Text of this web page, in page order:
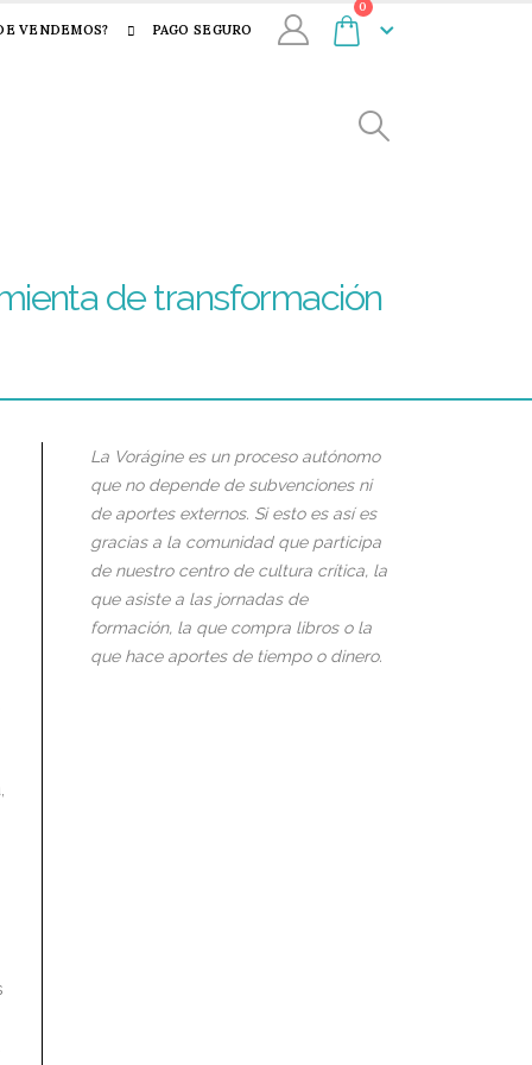
VENDEMOS? PAGO SEGURO
0
de transformación
La Vorágine es un proceso autónomo
que no depende de subvenciones ni
de aportes externos. Si esto es así es
gracias a la comunidad que participa
de nuestro centro de cultura crítica, la
que asiste a las jornadas de
formación, la que compra libros o la
que hace aportes de tiempo o dinero.